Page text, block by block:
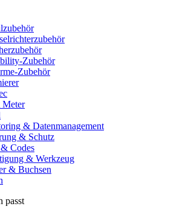
Zubehör
Zubehör
Meter
& Datenmanagement
& Schutz
Codes
& Werkzeug
& Buchsen
passt